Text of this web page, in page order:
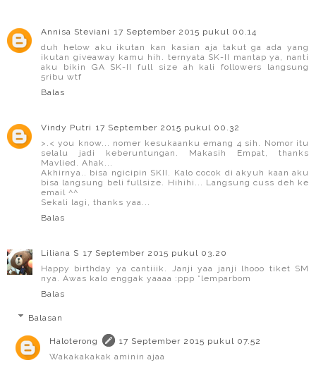
Annisa Steviani 17 September 2015 pukul 00.14
duh helow aku ikutan kan kasian aja takut ga ada yang
ikutan giveaway kamu hih. ternyata SK-II mantap ya, nanti
aku bikin GA SK-II full size ah kali followers langsung
5ribu wtf
Balas
Vindy Putri 17 September 2015 pukul 00.32
>.< you know... nomer kesukaanku emang 4 sih. Nomor itu
selalu jadi keberuntungan. Makasih Empat, thanks
Mavlied. Ahak...
Akhirnya.. bisa ngicipin SKII. Kalo cocok di akyuh kaan aku
bisa langsung beli fullsize. Hihihi... Langsung cuss deh ke
email ^^
Sekali lagi, thanks yaa...
Balas
Liliana S 17 September 2015 pukul 03.20
Happy birthday ya cantiiik. Janji yaa janji lhooo tiket SM
nya. Awas kalo enggak yaaaa :ppp *lemparbom
Balas
Balasan
Haloterong
17 September 2015 pukul 07.52
Wakakakakak aminin ajaa